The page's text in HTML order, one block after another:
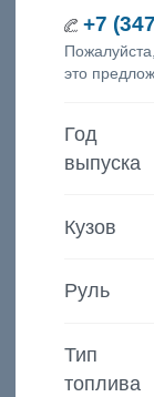
+7
это
Год
выпуска
Кузов
Руль
Тип
топлива